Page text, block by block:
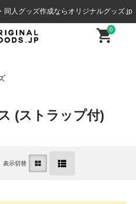
同人グッズ作成ならオリジナルグッズ.jp
0
(ストラップ付)
表示切替